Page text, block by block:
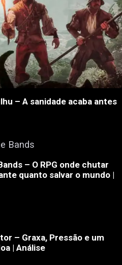
– A sanidade acaba antes
– O RPG onde chutar
quanto salvar o mundo |
– Graxa, Pressão e um
| Análise